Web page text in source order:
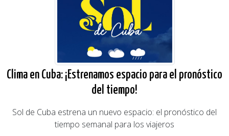
Clima en Cuba: ¡Estrenamos espacio para el pronóstico
del tiempo!
Sol de Cuba estrena un nuevo espacio: el pronóstico del
tiempo semanal para los viajeros